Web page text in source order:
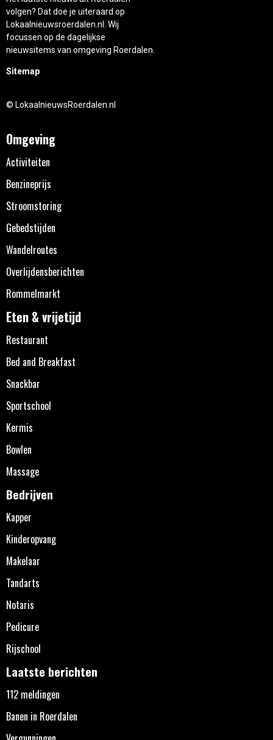
volgen? Dat doe je uiteraard op
Lokaalnieuwsroerdalen.nl. Wij
focussen op de dagelijkse
nieuwsitems van omgeving Roerdalen.
Sitemap
© LokaalnieuwsRoerdalen.nl
Omgeving
Activiteiten
Benzineprijs
Stroomstoring
Gebedstijden
Wandelroutes
Overlijdensberichten
Rommelmarkt
Eten & vrijetijd
Restaurant
Bed and Breakfast
Snackbar
Sportschool
Kermis
Bowlen
Massage
Bedrijven
Kapper
Kinderopvang
Makelaar
Tandarts
Notaris
Pedicure
Rijschool
Laatste berichten
112 meldingen
Banen in Roerdalen